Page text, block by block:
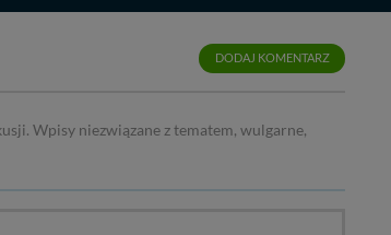
DODAJ KOMENTARZ
Wpisy niezwiązane z tematem, wulgarne,